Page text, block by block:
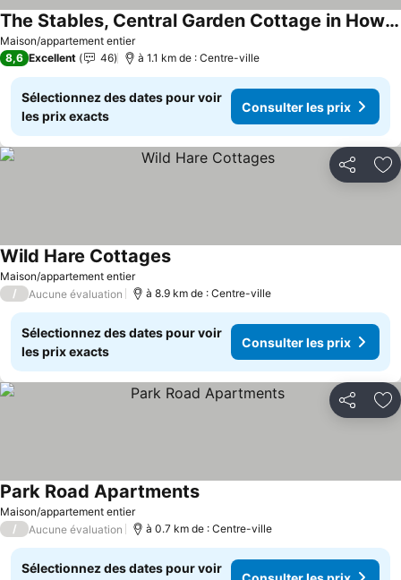
Maison/appartement entier
The Stables, Central Garden Cottage in Howick
8,6 Excellent 46 à 1.1 km de : Centre-ville
Sélectionnez des dates pour voir
les prix exacts
Consulter les prix
Partager
Maison/appartement entier
Wild Hare Cottages
/ Aucune évaluation à 8.9 km de : Centre-ville
Sélectionnez des dates pour voir
les prix exacts
Consulter les prix
Partager
Maison/appartement entier
Park Road Apartments
/ Aucune évaluation à 0.7 km de : Centre-ville
Sélectionnez des dates pour voir